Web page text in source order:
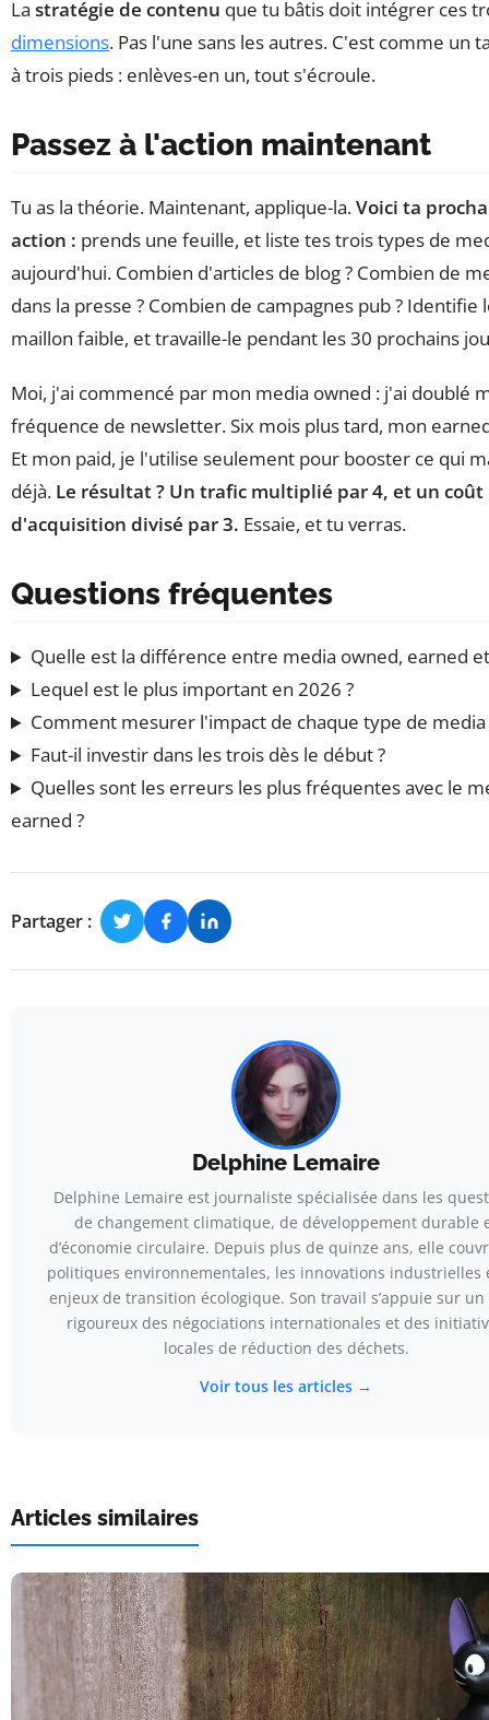
La stratégie de contenu que tu bâtis doit intégrer ces
dimensions. Pas l'une sans les autres. C'est comme un
à trois pieds : enlèves-en un, tout s'écroule.
Passez à l'action maintenant
Tu as la théorie. Maintenant, applique-la.Voici ta
action : prends une feuille, et liste tes trois types de
aujourd'hui. Combien d'articles de blog ? Combien de
dans la presse ? Combien de campagnes pub ? Identifie
maillon faible, et travaille-le pendant les 30 prochains
Moi, j'ai commencé par mon media owned : j'ai doublé
fréquence de newsletter. Six mois plus tard, mon
Et mon paid, je l'utilise seulement pour booster ce qui
déjà. Le résultat ? Un trafic multiplié par 4, et un coût
d'acquisition divisé par 3. Essaie, et tu verras.
Questions fréquentes
Quelle est la différence entre media owned, earned
Lequel est le plus important en 2026 ?
Comment mesurer l'impact de chaque type de media
Faut-il investir dans les trois dès le début ?
Quelles sont les erreurs les plus fréquentes avec le
earned ?
Partager :
Delphine Lemaire
Delphine Lemaire est journaliste spécialisée dans les
de changement climatique, de développement durable
d’économie circulaire. Depuis plus de quinze ans, elle
politiques environnementales, les innovations industrielles
enjeux de transition écologique. Son travail s’appuie sur
rigoureux des négociations internationales et des
locales de réduction des déchets.
Voir tous les articles →
Articles similaires